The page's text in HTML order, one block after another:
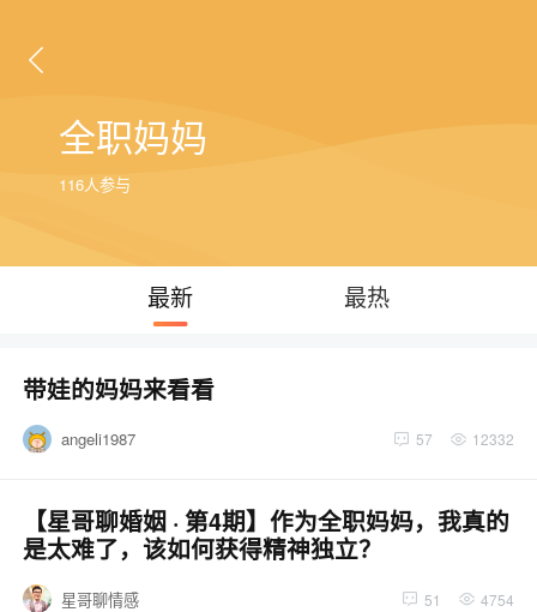
全职妈妈
116人参与
最新 最热
带娃的妈妈来看看
angeli1987 57 12332
【星哥聊婚姻 · 第4期】作为全职妈妈，我真的
是太难了，该如何获得精神独立？
星哥聊情感 51 4754